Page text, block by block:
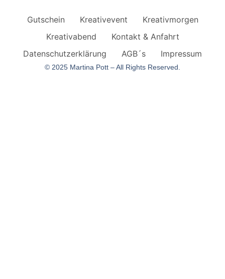
Gutschein Kreativevent
Kreativmorgen
Kreativabend
Kontakt & Anfahrt
Datenschutzerklärung
AGB´s Impressum
© 2025 Martina Pott – All Rights Reserved.